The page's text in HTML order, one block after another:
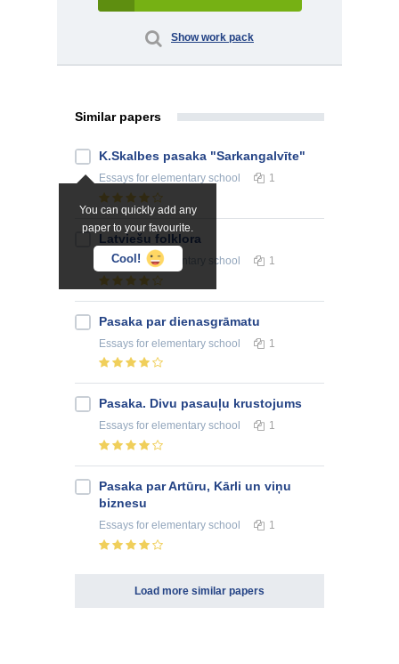
Show work pack
Similar papers
You can quickly add any
paper to your favourite.
Cool!
K.Skalbes pasaka "Sarkangalvīte"
Essays for elementary school 1
Latviešu folklora
Essaysfor elementary school 1
Pasaka par dienasgrāmatu
Essays for elementary school 1
Pasaka. Divu pasauļu krustojums
Essays for elementary school 1
Pasaka par Artūru, Kārli un viņu
biznesu
Essays for elementary school 1
Load more similar papers